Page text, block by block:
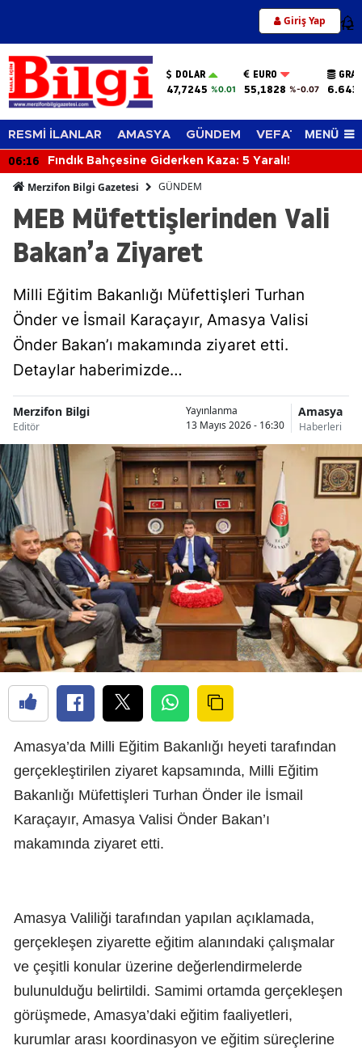
Giriş Yap 12
DOLAR
47,7245 %0.01
EURO
55,1828 %-0.07
RESMİ İLANLAR AMASYA GÜNDEM VEFAT EDENLER
MENÜ
06:16 Fındık Bahçesine Giderken Kaza: 5 Yaralı!
Merzifon Bilgi Gazetesi GÜNDEM
MEB Müfettişlerinden Vali
Bakan’a Ziyaret
Milli Eğitim Bakanlığı Müfettişleri Turhan
Önder ve İsmail Karaçayır, Amasya Valisi
Önder Bakan’ı makamında ziyaret etti.
Detaylar haberimizde…
Merzifon Bilgi
Editör
Yayınlanma
13 Mayıs 2026 - 16:30
Amasya
Haberleri
Amasya’da Milli Eğitim Bakanlığı heyeti tarafından
gerçekleştirilen ziyaret kapsamında, Milli Eğitim
Bakanlığı Müfettişleri Turhan Önder ile İsmail
Karaçayır, Amasya Valisi Önder Bakan’ı
makamında ziyaret etti.
Amasya Valiliği tarafından yapılan açıklamada,
gerçekleşen ziyarette eğitim alanındaki çalışmalar
ve çeşitli konular üzerine değerlendirmelerde
bulunulduğu belirtildi. Samimi ortamda gerçekleşen
görüşmede, Amasya’daki eğitim faaliyetleri,
kurumlar arası koordinasyon ve eğitim süreçlerine